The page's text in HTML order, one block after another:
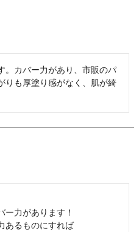
。カバー力があり、市販のパ
りも厚塗り感がなく、肌が綺
ー力があります！
あるものにすれば